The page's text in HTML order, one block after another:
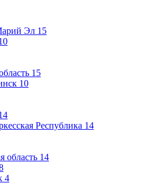
Эл 15
15
10
Республика 14
область 14
4